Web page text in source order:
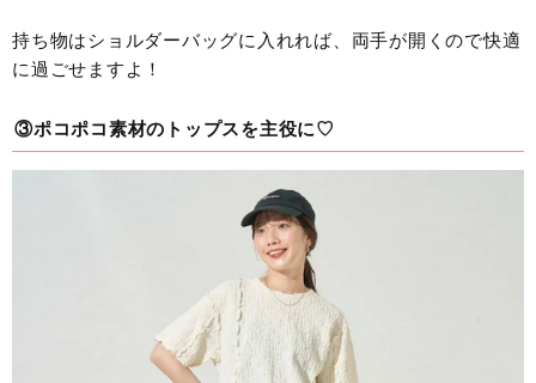
持ち物はショルダーバッグに入れれば、両手が開くので快適
に過ごせますよ！
③ポコポコ素材のトップスを主役に♡